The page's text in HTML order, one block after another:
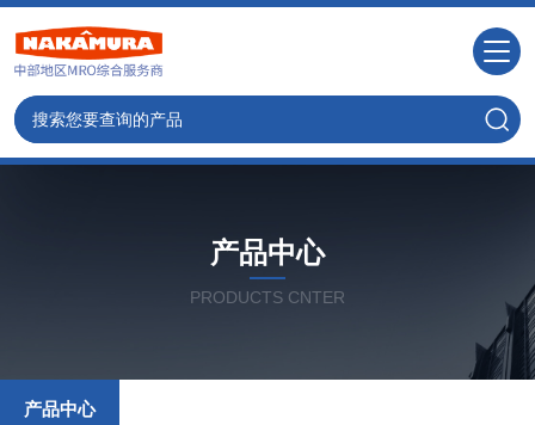
产品中心
PRODUCTS CNTER
产品中心